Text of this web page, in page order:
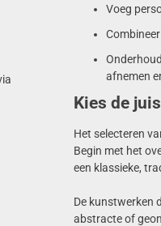
Voeg
afnemen
Kies de
Het selecteren
Begin met het
een klassieke,
De kunstwerken
abstracte of